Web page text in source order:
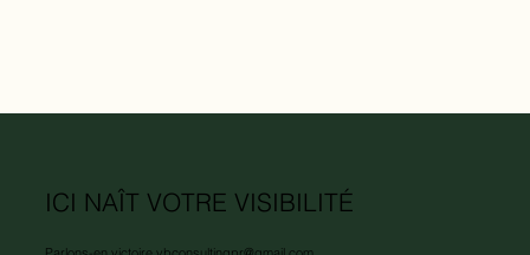
ICI NAÎT VOTRE VISIBILITÉ